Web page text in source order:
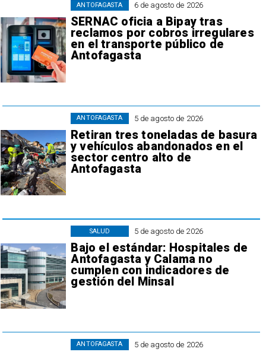
6 de agosto de 2026
SERNAC oficia a Bipay tras
reclamos por cobros irregulares
en el transporte público de
Antofagasta
ANTOFAGASTA
5 de agosto de 2026
Retiran tres toneladas de basura
y vehículos abandonados en el
sector centro alto de
Antofagasta
ANTOFAGASTA
5 de agosto de 2026
Bajo el estándar: Hospitales de
Antofagasta y Calama no
cumplen con indicadores de
gestión del Minsal
SALUD
5 de agosto de 2026
ANTOFAGASTA